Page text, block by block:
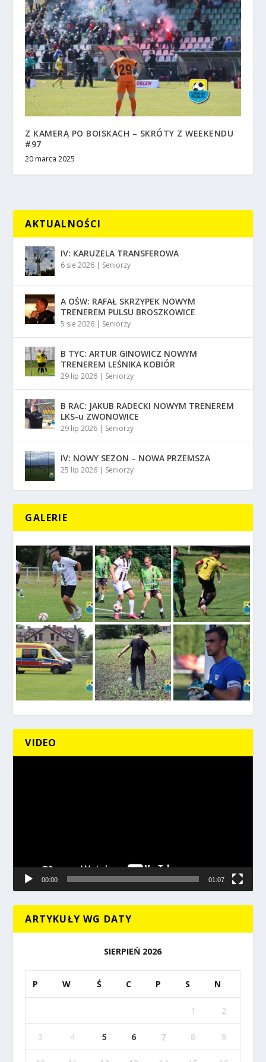
Z KAMERĄ PO BOISKACH – SKRÓTY Z WEEKENDU
#97
20 marca 2025
AKTUALNOŚCI
IV: KARUZELA TRANSFEROWA
6 sie 2026 | Seniorzy
A OŚW: RAFAŁ SKRZYPEK NOWYM
TRENEREM PULSU BROSZKOWICE
5 sie 2026 | Seniorzy
B TYC: ARTUR GINOWICZ NOWYM
TRENEREM LEŚNIKA KOBIÓR
29 lip 2026 | Seniorzy
B RAC: JAKUB RADECKI NOWYM TRENEREM
LKS-u ZWONOWICE
29 lip 2026 | Seniorzy
IV: NOWY SEZON – NOWA PRZEMSZA
25 lip 2026 | Seniorzy
GALERIE
VIDEO
00:00 01:07
ARTYKUŁY WG DATY
SIERPIEŃ 2026
P W Ś C P S N
1 2
3 4 5 6 7 8 9